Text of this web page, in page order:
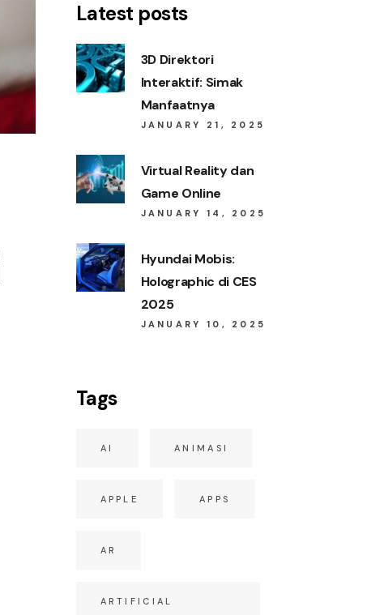
Latest posts
3D Direktori
Interaktif: Simak
Manfaatnya
JANUARY 21, 2025
Virtual Reality dan
Game Online
JANUARY 14, 2025
Hyundai Mobis:
Holographic di CES
2025
JANUARY 10, 2025
Tags
AI ANIMASI
APPLE APPS
AR
ARTIFICIAL